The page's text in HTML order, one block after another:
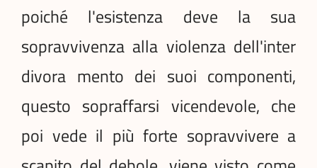
poiché l'esistenza deve la sua
sopravvivenza alla violenza dell'inter
divora mento dei suoi componenti,
questo sopraffarsi vicendevole, che
poi vede il più forte sopravvivere a